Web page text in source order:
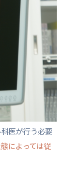
医が行う必要
によっては従